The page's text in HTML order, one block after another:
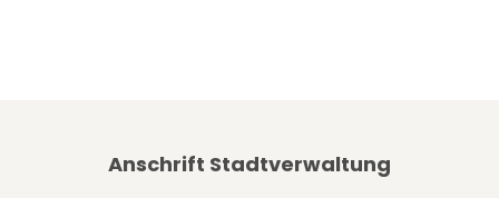
Anschrift Stadtverwaltung